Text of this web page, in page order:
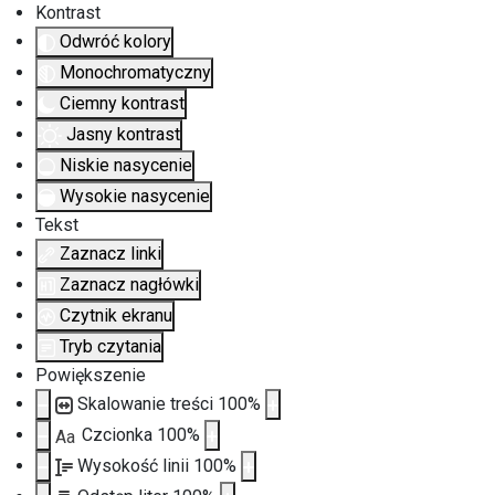
Kontrast
Odwróć kolory
Monochromatyczny
Ciemny kontrast
Jasny kontrast
Niskie nasycenie
Wysokie nasycenie
Tekst
Zaznacz linki
Zaznacz nagłówki
Czytnik ekranu
Tryb czytania
Powiększenie
Skalowanie treści 100%
Aa Czcionka 100%
Wysokość linii 100%